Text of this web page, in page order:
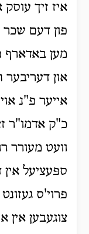
איז זיך עוסק
פון דעם שכר
מען באדארף
און דעריבער
אייער פ"נ
כ"ק אדמו"ר
וועט מעורר
ספּעציעל אין
פרוי'ס
צוגעבען אין